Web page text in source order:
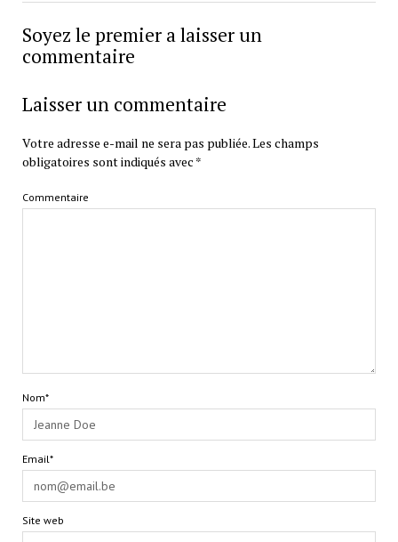
Soyez le premier a laisser un
commentaire
Laisser un commentaire
Votre adresse e-mail ne sera pas publiée.Les champs
obligatoires sont indiqués avec *
Commentaire
Nom*
Email*
Site web